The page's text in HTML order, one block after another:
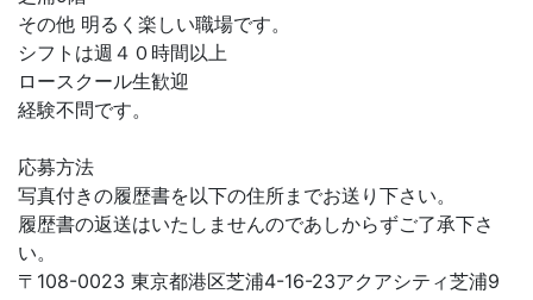
その他 明るく楽しい職場です。
シフトは週４０時間以上
ロースクール生歓迎
経験不問です。
応募方法
写真付きの履歴書を以下の住所までお送り下さい。
履歴書の返送はいたしませんのであしからずご了承下さ
い。
〒108-0023 東京都港区芝浦4-16-23アクアシティ芝浦9